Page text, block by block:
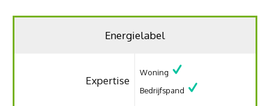
Energielabel
Expertise
Woning
Bedrijfspand